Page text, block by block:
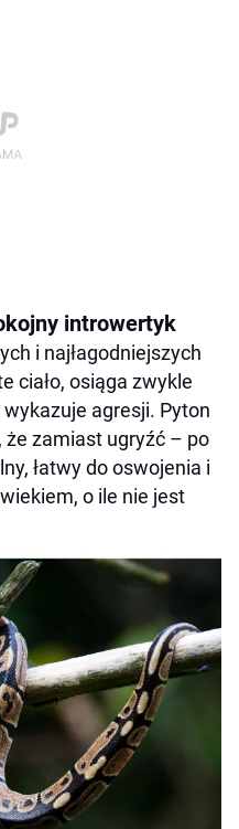
introwertyk
i najłagodniejszych
ciało, osiąga zwykle
agresji. Pyton
że zamiast ugryźć – po
łatwy do oswojenia i
o ile nie jest